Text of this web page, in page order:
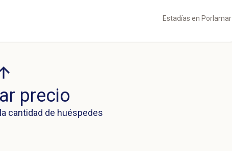
Estadías en Porlamar
precio
cantidad de huéspedes